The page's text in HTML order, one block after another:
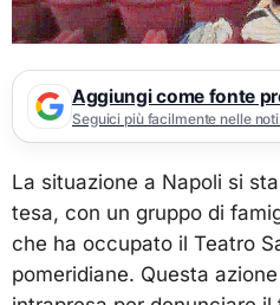
Aggiungi come fonte
Seguici più facilmente nelle
La situazione a Napoli si
tesa, con un gruppo di
che ha occupato il Teatro
pomeridiane. Questa